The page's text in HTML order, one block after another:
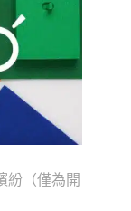
紛（僅為開